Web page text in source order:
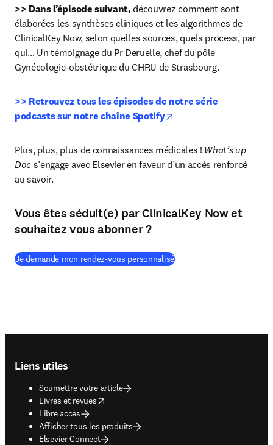
>> Dans l’épisode suivant, découvrez comment sont
élaborées les synthèses cliniques et les algorithmes de
ClinicalKey Now, selon quelles sources, quels process, par
qui… Un témoignage du Pr Deruelle, chef du pôle
Gynécologie-obstétrique du CHRU de Strasbourg.
>> Retrouvez tous les épisodes de notre série
podcasts sur notre chaîne Spotify
Plus, plus, plus de connaissances médicales ! What’s up
Doc s’engage avec Elsevier en faveur d’un accès renforcé
au savoir.
Vous êtes séduit(e) par ClinicalKey Now et
souhaitez vous abonner ?
Je demande mon rendez-vous personnalisé(
Liens utiles
Soumettre votre article
Livres et revues
opens in new tab/window
Libre accès
Afficher tous les produits
Elsevier Connect